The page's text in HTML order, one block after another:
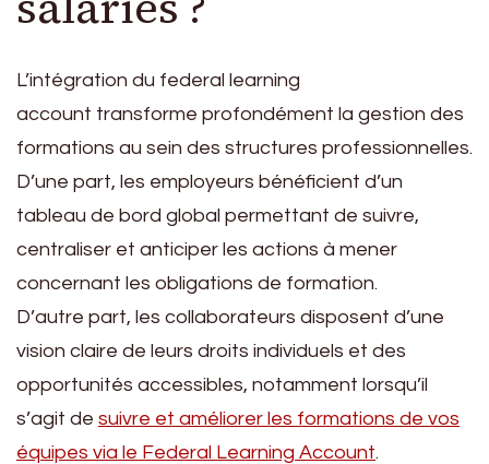
L’intégration du federal learning
account transforme profondément la gestion des
formations au sein des structures professionnelles.
D’une part, les employeurs bénéficient d’un
tableau de bord global permettant de suivre,
centraliser et anticiper les actions à mener
concernant les obligations de formation.
D’autre part, les collaborateurs disposent d’une
vision claire de leurs droits individuels et des
opportunités accessibles, notamment lorsqu’il
s’agit de suivre et améliorer les formations de vos
équipes via le Federal Learning Account.